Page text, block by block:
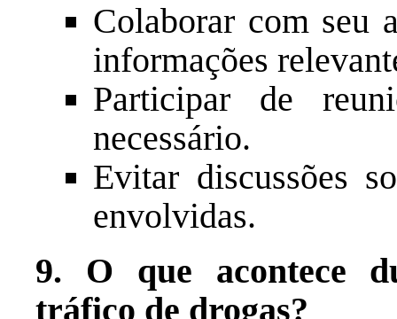
Colaborar com seu
informações
Participar de
necessário.
Evitar discussões
envolvidas.
9. O que acontece
tráfico de drogas?